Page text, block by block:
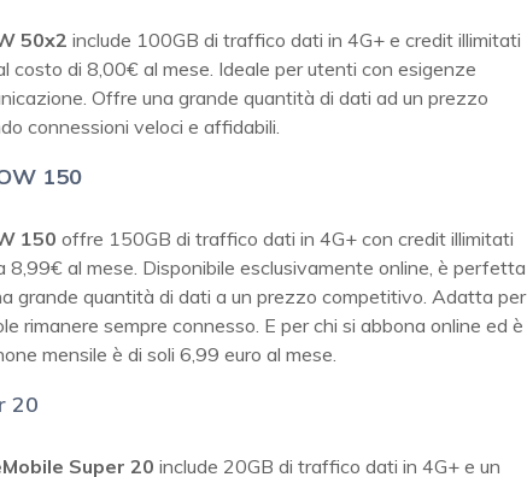
50x2 include 100GB di traffico dati in 4G+ e credit illimitati
costo di 8,00€ al mese. Ideale per utenti con esigenze
Offre una grande quantità di dati ad un prezzo
connessioni veloci e affidabili.
150
150 offre 150GB di traffico dati in 4G+ con credit illimitati
8,99€ al mese. Disponibile esclusivamente online, è perfetta
grande quantità di dati a un prezzo competitivo. Adatta per
rimanere sempre connesso. E per chi si abbona online ed è
mensile è di soli 6,99 euro al mese.
20
Super 20 include 20GB di traffico dati in 4G+ e un